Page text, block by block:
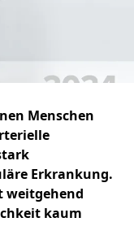
Menschen
Erkrankung.
weitgehend
kaum